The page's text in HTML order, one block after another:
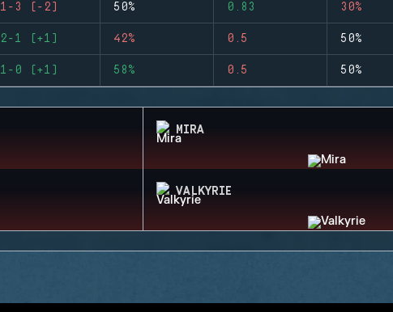
1-3 (-2) 50% 0.83 30%
2-1 (+1) 42% 0.5 50%
1-0 (+1) 58% 0.5 50%
MIRA
VALKYRIE